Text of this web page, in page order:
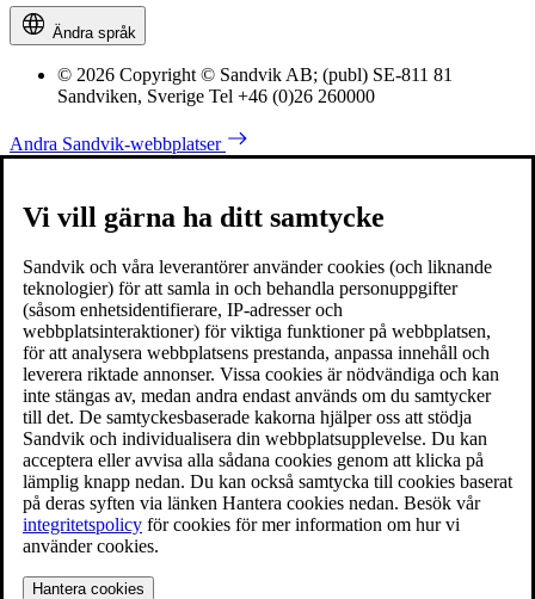
Ändra språk
© 2026 Copyright © Sandvik AB; (publ) SE-811 81
Sandviken, Sverige Tel +46 (0)26 260000
Andra Sandvik-webbplatser
Vi vill gärna ha ditt samtycke
Sandvik och våra leverantörer använder cookies (och liknande
teknologier) för att samla in och behandla personuppgifter
(såsom enhetsidentifierare, IP-adresser och
webbplatsinteraktioner) för viktiga funktioner på webbplatsen,
för att analysera webbplatsens prestanda, anpassa innehåll och
leverera riktade annonser. Vissa cookies är nödvändiga och kan
inte stängas av, medan andra endast används om du samtycker
till det. De samtyckesbaserade kakorna hjälper oss att stödja
Sandvik och individualisera din webbplatsupplevelse. Du kan
acceptera eller avvisa alla sådana cookies genom att klicka på
lämplig knapp nedan. Du kan också samtycka till cookies baserat
på deras syften via länken Hantera cookies nedan. Besök vår
integritetspolicy för cookies för mer information om hur vi
använder cookies.
Hantera cookies